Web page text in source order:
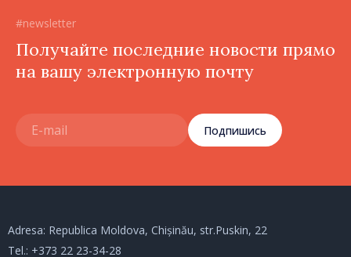
#newsletter
Получайте последние новости прямо
на вашу электронную почту
Подпишись
Adresa: Republica Moldova, Chișinău, str.Puskin, 22
Tel.: +373 22 23-34-28